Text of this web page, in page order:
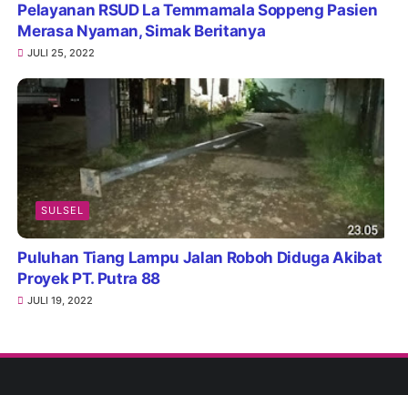
Pelayanan RSUD La Temmamala Soppeng Pasien
Merasa Nyaman, Simak Beritanya
JULI 25, 2022
SULSEL
Puluhan Tiang Lampu Jalan Roboh Diduga Akibat
Proyek PT. Putra 88
JULI 19, 2022